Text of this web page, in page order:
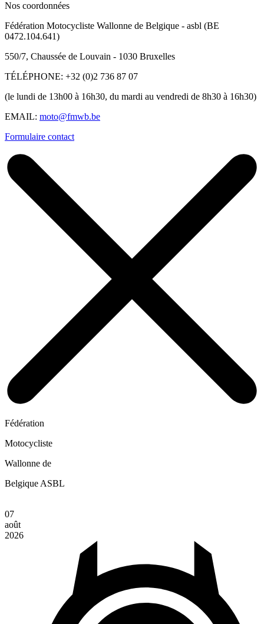
Nos coordonnées
Fédération Motocycliste Wallonne de Belgique - asbl (BE
0472.104.641)
550/7, Chaussée de Louvain - 1030 Bruxelles
TÉLÉPHONE: +32 (0)2 736 87 07
(le lundi de 13h00 à 16h30, du mardi au vendredi de 8h30 à 16h30)
EMAIL: moto@fmwb.be
Formulaire contact
Fédération
Motocycliste
Wallonne de
Belgique ASBL
07
août
2026